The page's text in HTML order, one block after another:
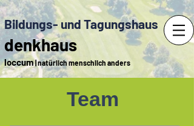
denkhaus
loccum| natürlich menschlich anders
Bildungs- und Tagungshaus
Team